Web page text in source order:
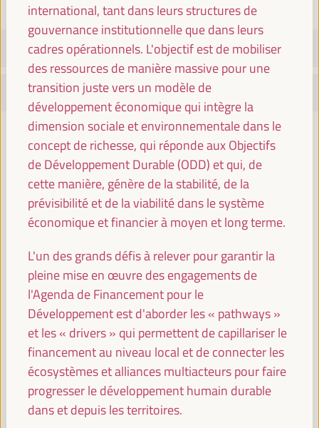
MARDI 1 AVRIL
MERCREDI 2 AVRIL
08:30
Inscription et accréditation
08:3017:00
09:30
Politiques et alliances territoriales pour le
développement économique local face au
changement climatique
Dialogue politique
Auditorio 3 - 09:3011:00 Axe 1
Approches de développement économique local
international, tant dans leurs structures de
gouvernance institutionnelle que dans leurs
cadres opérationnels. L'objectif est de mobiliser
des ressources de manière massive pour une
transition juste vers un modèle de
développement économique qui intègre la
dimension sociale et environnementale dans le
concept de richesse, qui réponde aux Objectifs
de Développement Durable (ODD) et qui, de
cette manière, génère de la stabilité, de la
prévisibilité et de la viabilité dans le système
économique et financier à moyen et long terme.
L'un des grands défis à relever pour garantir la
pleine mise en œuvre des engagements de
l'Agenda de Financement pour le
Développement est d'aborder les « pathways »
et les « drivers » qui permettent de capillariser le
financement au niveau local et de connecter les
écosystèmes et alliances multiacteurs pour faire
progresser le développement humain durable
dans et depuis les territoires.